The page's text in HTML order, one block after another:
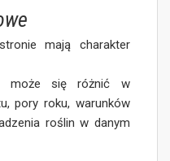
mają charakter
może się różnić w
pory roku, warunków
roślin w danym